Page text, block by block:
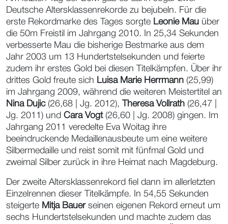
Deutsche Altersklassenrekorde zu bejubeln. Für die
erste Rekordmarke des Tages sorgte Leonie Mau über
die 50m Freistil im Jahrgang 2010. In 25,34 Sekunden
verbesserte Mau die bisherige Bestmarke aus dem
Jahr 2003 um 13 Hundertstelsekunden und feierte
zudem ihr erstes Gold bei diesen Titelkämpfen. Über ihr
drittes Gold freute sich Luisa Marie Herrmann (25,99)
im Jahrgang 2009, während die weiteren Meistertitel an
Nina Dujic(26,68 | Jg. 2012), Theresa Vollrath (26,47 |
Jg. 2011) und Cara Vogt(26,60 | Jg. 2008) gingen. Im
Jahrgang 2011 veredelte Eva Woitag ihre
beeindruckende Medaillenausbeute um eine weitere
Silbermedaille und reist somit mit fünfmal Gold und
zweimal Silber zurück in ihre Heimat nach Magdeburg.
Der zweite Altersklassenrekord fiel dann im allerletzten
Einzelrennen dieser Titelkämpfe. In 54,55 Sekunden
steigerte Mitja Bauer seinen eigenen Rekord erneut um
sechs Hundertstelsekunden und machte zudem das